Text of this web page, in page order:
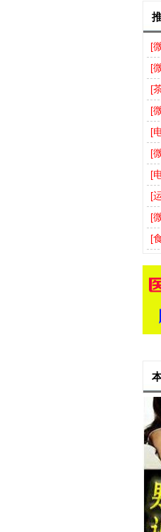
[
[
[
[
[
[
[
T
[
[
[